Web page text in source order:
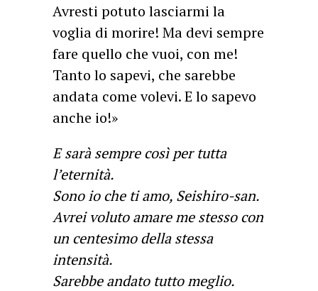
Avresti potuto lasciarmi la
voglia di morire! Ma devi sempre
fare quello che vuoi, con me!
Tanto lo sapevi, che sarebbe
andata come volevi. E lo sapevo
anche io!»
E sarà sempre così per tutta
l’eternità.
Sono io che ti amo, Seishiro-san.
Avrei voluto amare me stesso con
un centesimo della stessa
intensità.
Sarebbe andato tutto meglio.